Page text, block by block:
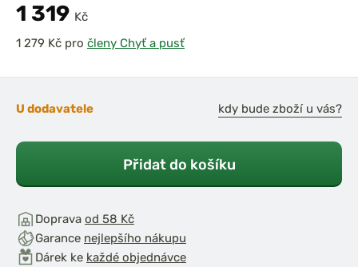
1 319 Kč
pro členy Chyť a pusť
U dodavatele kdy bude zboží u vás?
Přidat do košíku
Doprava od 58 Kč
Garance nejlepšího nákupu
Dárek ke každé objednávce